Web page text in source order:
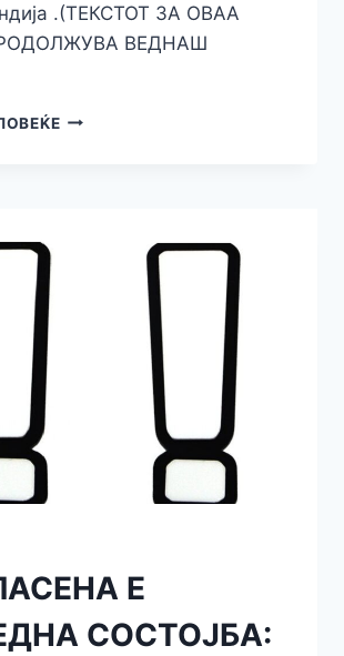
.(ТЕКСТОТ ЗА ОВАА
ВЕДНАШ
ВЕРУВАТЕ
СТАОРЦИТЕ
УНИШТИЛЕ
ПРОСТОРИИТЕ
Е
СОСТОЈБА: